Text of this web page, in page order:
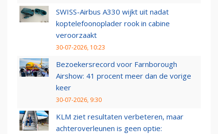
SWISS-Airbus A330 wijkt uit nadat
koptelefoonoplader rook in cabine
veroorzaakt
30-07-2026, 10:23
Bezoekersrecord voor Farnborough
Airshow: 41 procent meer dan de vorige
keer
30-07-2026, 9:30
KLM ziet resultaten verbeteren, maar
achteroverleunen is geen optie: